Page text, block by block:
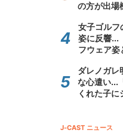
の方が出場
女子ゴルフ
姿に反響...
フウェア姿
ダレノガレ
な心遣い...
くれた子に
J-CAST ニュース